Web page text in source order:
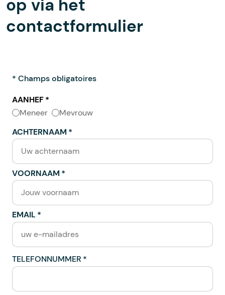
op via het
contactformulier
* Champs obligatoires
AANHEF
Meneer
Mevrouw
ACHTERNAAM
VOORNAAM
EMAIL
TELEFONNUMMER